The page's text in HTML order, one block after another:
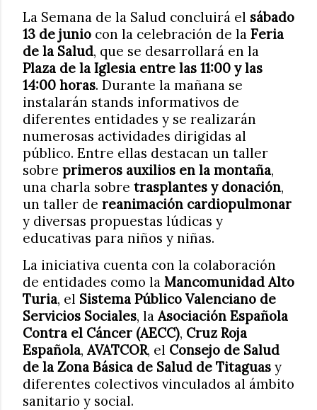
La Semana de la Salud concluirá el sábado
13 de junio con la celebración de la Feria
de la Salud, que se desarrollará en la
Plaza de la Iglesia entre las 11:00 y las
14:00 horas. Durante la mañana se
instalarán stands informativos de
diferentes entidades y se realizarán
numerosas actividades dirigidas al
público. Entre ellas destacan un taller
sobre primeros auxilios en la montaña,
una charla sobre trasplantes y donación,
un taller de reanimación cardiopulmonar
y diversas propuestas lúdicas y
educativas para niños y niñas.
La iniciativa cuenta con la colaboración
de entidades como la Mancomunidad Alto
Turia, el Sistema Público Valenciano de
Servicios Sociales, laAsociación Española
Contra el Cáncer (AECC), Cruz Roja
Española,AVATCOR, el Consejo de Salud
de la Zona Básica de Salud de Titaguas y
diferentes colectivos vinculados al ámbito
sanitario y social.